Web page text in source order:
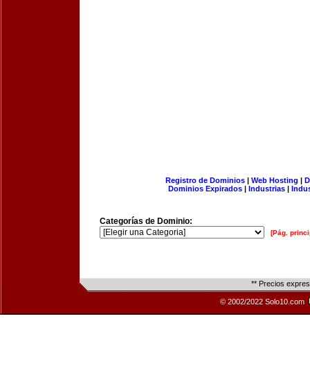
Registro de Dominios| Web Hosting |
Dominios Expirados | Industrias |
Categorías de Dominio:
[Pág.
** Precios
© 2002/2022 Solo10.com